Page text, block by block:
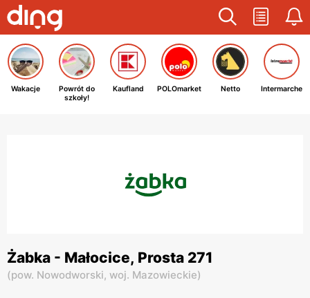
Wakacje
Powrót do
szkoły!
Kaufland POLOmarket Netto Intermarche
Żabka - Małocice, Prosta 271
(pow. Nowodworski, woj. Mazowieckie)